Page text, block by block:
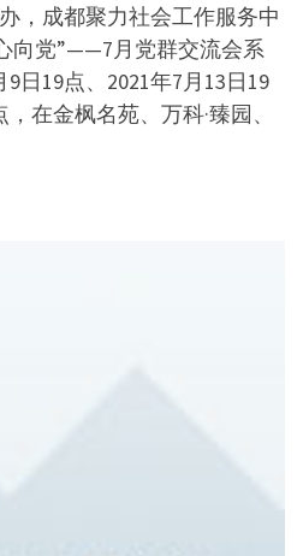
，成都聚力社会工作服务中
向党”——7月党群交流会系
日19点、2021年7月13日19
在金枫名苑、万科·臻园、